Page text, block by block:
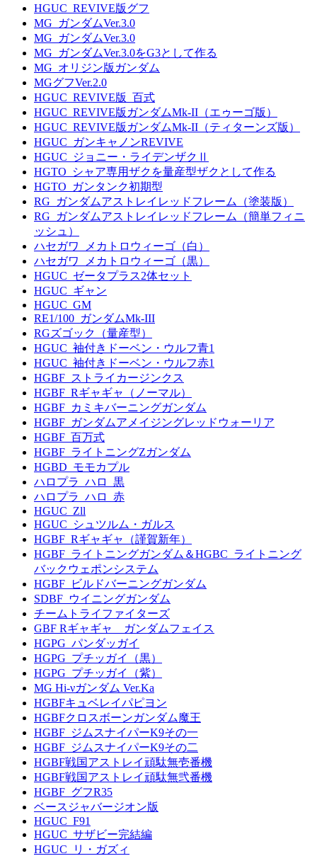
HGUC_REVIVE版グフ
MG_ガンダムVer.3.0
MG_ガンダムVer.3.0
MG_ガンダムVer.3.0をG3として作る
MG_オリジン版ガンダム
MGグフVer.2.0
HGUC_REVIVE版_百式
HGUC_REVIVE版ガンダムMk-II（エゥーゴ版）
HGUC_REVIVE版ガンダムMk-II（ティターンズ版）
HGUC_ガンキャノンREVIVE
HGUC_ジョニー・ライデンザクⅡ
HGTO_シャア専用ザクを量産型ザクとして作る
HGTO_ガンタンク初期型
RG_ガンダムアストレイレッドフレーム（塗装版）
RG_ガンダムアストレイレッドフレーム（簡単フィニ
ッシュ）
ハセガワ_メカトロウィーゴ（白）
ハセガワ_メカトロウィーゴ（黒）
HGUC_ゼータプラス2体セット
HGUC_ギャン
HGUC_GM
RE1/100_ガンダムMk-III
RGズゴック（量産型）
HGUC_袖付きドーベン・ウルフ青1
HGUC_袖付きドーベン・ウルフ赤1
HGBF_ストライカージンクス
HGBF_Rギャギャ（ノーマル）
HGBF_カミキバーニングガンダム
HGBF_ガンダムアメイジングレッドウォーリア
HGBF_百万式
HGBF_ライトニングZガンダム
HGBD_モモカプル
ハロプラ_ハロ_黒
ハロプラ_ハロ_赤
HGUC_Zll
HGUC_シュツルム・ガルス
HGBF_Rギャギャ（謹賀新年）
HGBF_ライトニングガンダム＆HGBC_ライトニング
バックウェポンシステム
HGBF_ビルドバーニングガンダム
SDBF_ウイニングガンダム
チームトライファイターズ
GBF Rギャギャ ガンダムフェイス
HGPG_パンダッガイ
HGPG_プチッガイ（黒）
HGPG_プチッガイ（紫）
MG Hi-νガンダム Ver.Ka
HGBFキュベレイパピヨン
HGBFクロスボーンガンダム魔王
HGBF_ジムスナイパーK9その一
HGBF_ジムスナイパーK9その二
HGBF戦国アストレイ頑駄無壱番機
HGBF戦国アストレイ頑駄無弐番機
HGBF_グフR35
ベースジャバージオン版
HGUC_F91
HGUC_サザビー完結編
HGUC_リ・ガズィ